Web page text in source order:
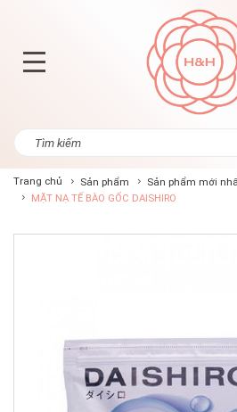
Trang chủ Sản phẩm
Sản phẩm mới
MẶT NẠ TẾ BÀO GỐC DAISHIRO